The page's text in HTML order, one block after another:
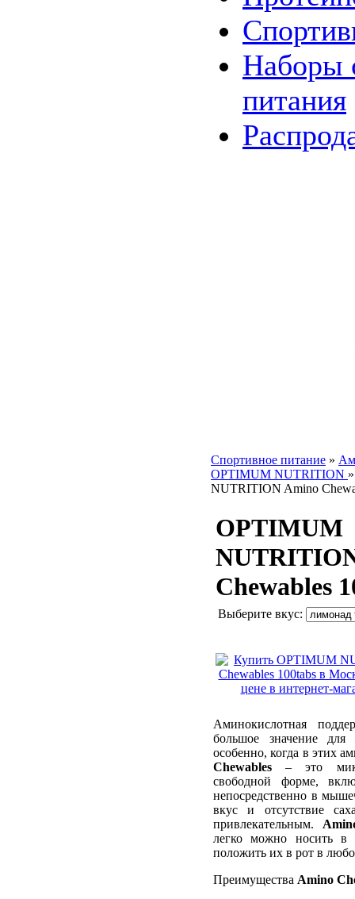
Наборы
питания
Спортивное питание »
OPTIMUM NUTRITION
NUTRITION Amino
OPTIMUM
Chewables
Выберите вкус:
Аминокислотная
большое значение для
особенно, когда в этих
Chewables – это
свободной форме,
непосредственно в
вкус и отсутствие
привлекательным.
легко можно носить в
положить их в рот в
Преимущества Amino